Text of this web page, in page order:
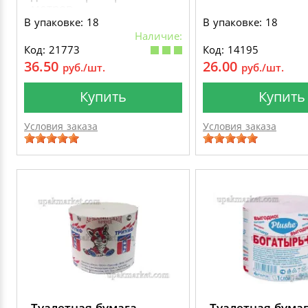
В упаковке: 18
Наличие:
Код: 21773
36.50 руб./шт.
Купить
Условия заказа
В упаковке: 18
Код: 14195
26.00 руб./шт.
Купить
Условия заказа